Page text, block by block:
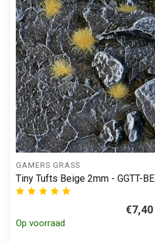
GAMERS GRASS
Tiny Tufts Beige 2mm - GGTT-BE
€7,40
Op voorraad